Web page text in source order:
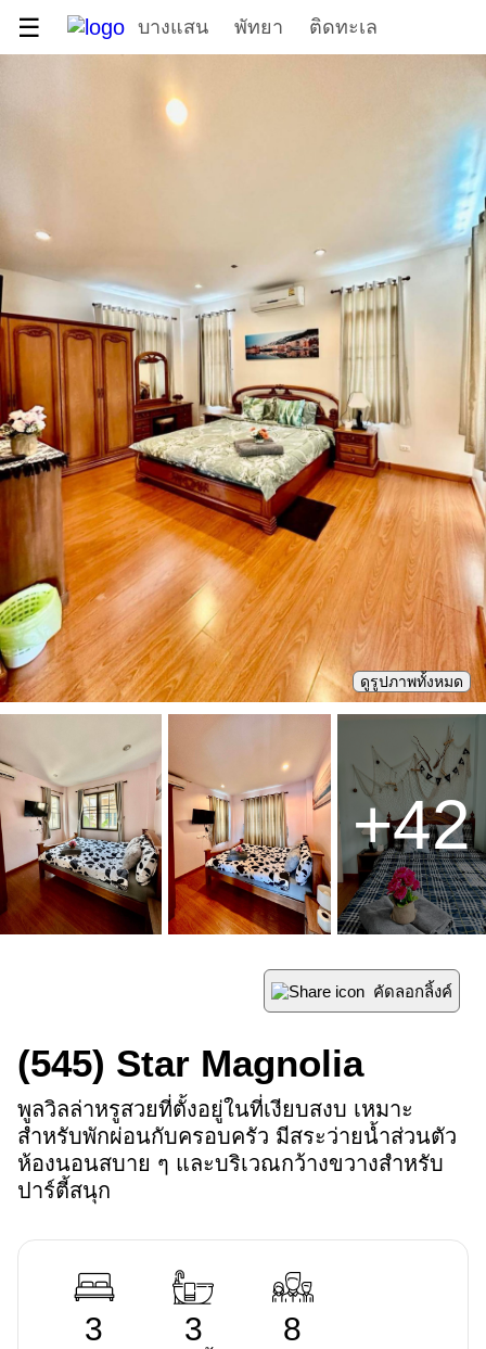
☰ บางแสน พัทยา ติดทะเล
ดูรูปภาพทั้งหมด
+42
(545) Star Magnolia
คัดลอกลิ้งค์
พูลวิลล่าหรูสวยที่ตั้งอยู่ในที่เงียบสงบ เหมาะ
สำหรับพักผ่อนกับครอบครัว มีสระว่ายน้ำส่วนตัว
ห้องนอนสบาย ๆ และบริเวณกว้างขวางสำหรับ
ปาร์ตี้สนุก
3 3 8